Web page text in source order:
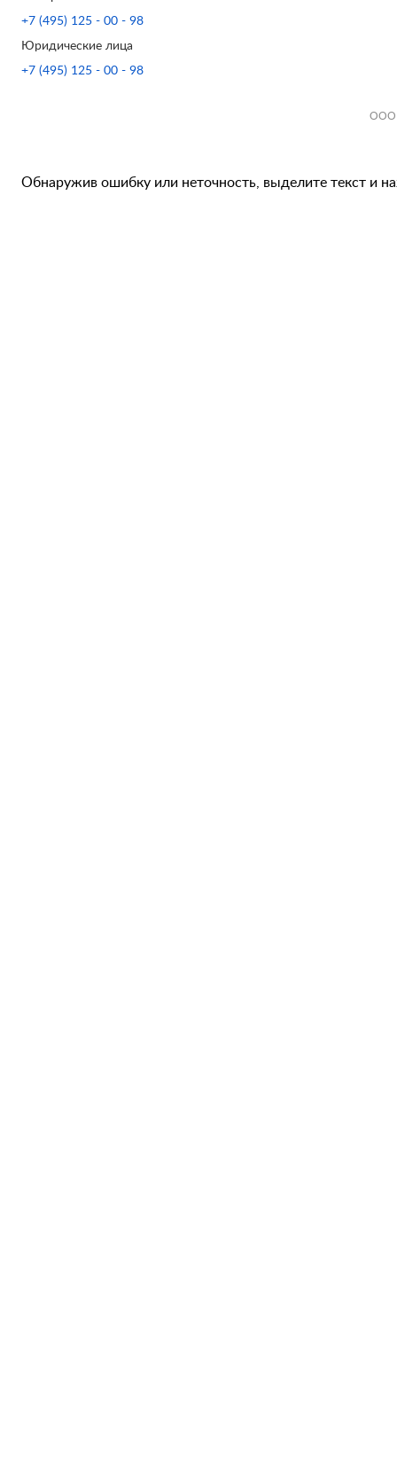
+7 (495) 125 - 00 - 98
Юридические лица
+7 (495) 125 - 00 - 98
ООО
Обнаружив ошибку или неточность, выделите текст и